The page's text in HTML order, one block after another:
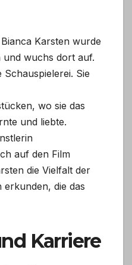
Bianca Karsten wurde
und wuchs dort auf.
Sie
wo sie das
und liebte.
auf den Film
die Vielfalt der
erkunden, die das
Karriere